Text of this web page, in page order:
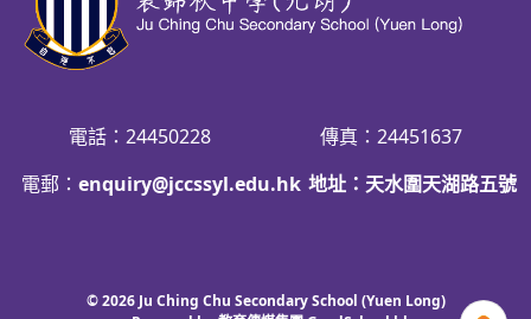
電話：24450228
傳真：24451637
電郵： enquiry@jccssyl.edu.hk 地址：天水圍天湖路五號
© 2026 Ju Ching Chu Secondary School (Yuen Long)